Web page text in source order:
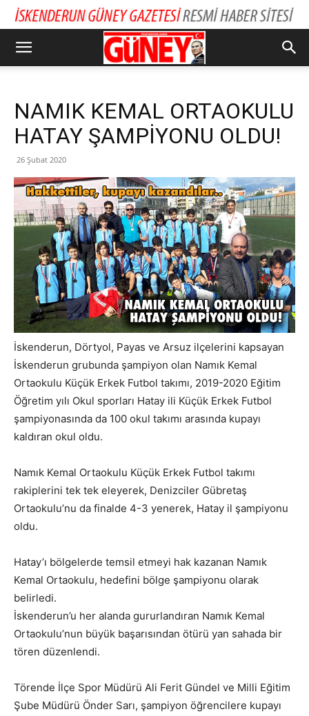
NAMIK KEMAL ORTAOKULU
HATAY ŞAMPİYONU OLDU!
26 Şubat 2020
İskenderun, Dörtyol, Payas ve Arsuz ilçelerini kapsayan
İskenderun grubunda şampiyon olan Namık Kemal
Ortaokulu Küçük Erkek Futbol takımı, 2019-2020 Eğitim
Öğretim yılı Okul sporları Hatay ili Küçük Erkek Futbol
şampiyonasında da 100 okul takımı arasında kupayı
kaldıran okul oldu.
Namık Kemal Ortaokulu Küçük Erkek Futbol takımı
rakiplerini tek tek eleyerek, Denizciler Gübretaş
Ortaokulu’nu da finalde 4-3 yenerek, Hatay il şampiyonu
oldu.
Hatay’ı bölgelerde temsil etmeyi hak kazanan Namık
Kemal Ortaokulu, hedefini bölge şampiyonu olarak
belirledi.
İskenderun’u her alanda gururlandıran Namık Kemal
Ortaokulu’nun büyük başarısından ötürü yan sahada bir
tören düzenlendi.
Törende İlçe Spor Müdürü Ali Ferit Gündel ve Milli Eğitim
Şube Müdürü Önder Sarı, şampiyon öğrencilere kupayı